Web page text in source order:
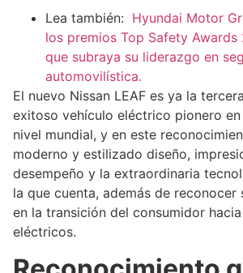
Lea también: Hyundai Motor
los premios Top Safety Awards
que subraya su liderazgo en
automovilística.
El nuevo Nissan LEAF es ya la
exitoso vehículo eléctrico pionero en
nivel mundial, y en este
moderno y estilizado diseño,
desempeño y la extraordinaria
la que cuenta, además de
en la transición del consumidor
eléctricos.